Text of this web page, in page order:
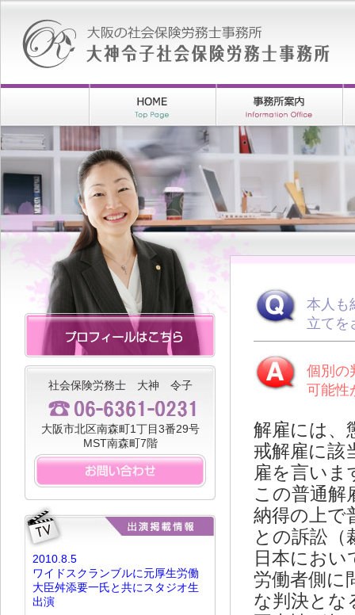
社会保険労務士 大神 令子
大阪市北区南森町1丁目3番29号
MST南森町7階
2010.8.5
ワイドスクランブルに元厚生労働
大臣舛添要一氏と共にスタジオ生
出演
本人も
立てを
個別の
可能性
解雇には、
戒解雇に該
雇を言いま
この普通解
納得の上で
との訴訟（
日本にお
労働者側に
な判決とな